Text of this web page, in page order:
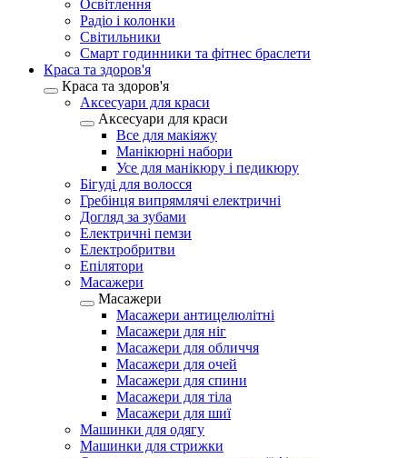
Освітлення
Радіо і колонки
Світильники
Смарт годинники та фітнес браслети
Краса та здоров'я
Краса та здоров'я
Аксесуари для краси
Аксесуари для краси
Все для макіяжу
Манікюрні набори
Усе для манікюру і педикюру
Бігуді для волосся
Гребінця випрямлячі електричні
Догляд за зубами
Електричні пемзи
Електробритви
Епілятори
Масажери
Масажери
Масажери антицелюлітні
Масажери для ніг
Масажери для обличчя
Масажери для очей
Масажери для спини
Масажери для тіла
Масажери для шиї
Машинки для одягу
Машинки для стрижки